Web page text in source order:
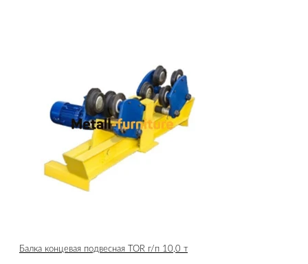
Балка концевая подвесная TOR г/п 10,0 т